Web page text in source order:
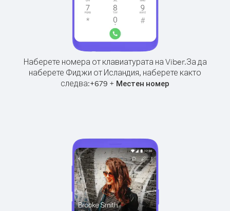
Наберете номера от клавиатурата на Viber.За да
наберете Фиджи от Исландия, наберете както
следва:+679 + Местен номер